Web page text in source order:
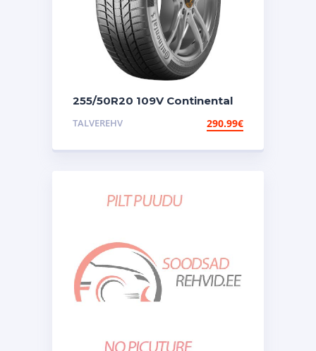
255/50R20 109V Continental
TALVEREHV 290.99€